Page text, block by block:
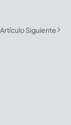
Artículo Siguiente